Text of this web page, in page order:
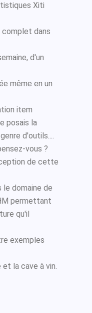
Xiti
complet dans
d'un
même en un
item
posais la
d'outils....
vous ?
de cette
le domaine de
permettant
qu'il
exemples
et la cave à vin.